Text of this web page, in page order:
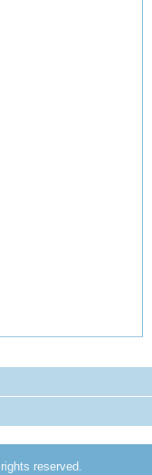
reserved.